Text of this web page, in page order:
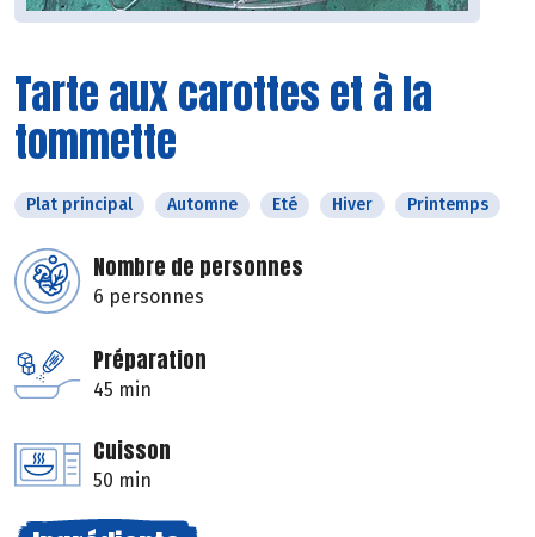
Tarte aux carottes et à la
tommette
Plat principal Automne Eté Hiver Printemps
Nombre de personnes
6 personnes
Préparation
45 min
Cuisson
50 min